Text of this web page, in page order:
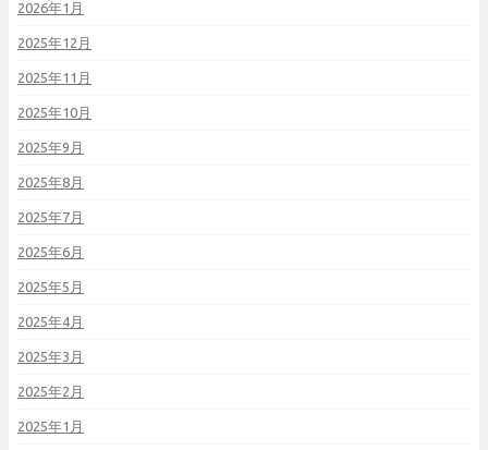
2026年1月
2025年12月
2025年11月
2025年10月
2025年9月
2025年8月
2025年7月
2025年6月
2025年5月
2025年4月
2025年3月
2025年2月
2025年1月